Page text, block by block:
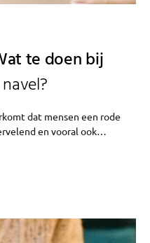
te doen bij
dat mensen een rode
en vooral ook…